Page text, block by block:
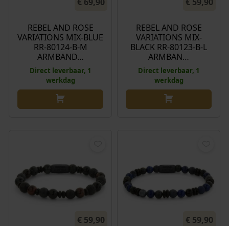
REBEL AND ROSE
VARIATIONS MIX-BLUE
RR-80124-B-M
ARMBAND…
Direct leverbaar, 1
werkdag
REBEL AND ROSE
VARIATIONS MIX-
BLACK RR-80123-B-L
ARMBAN…
Direct leverbaar, 1
werkdag
€ 59,90 € 59,90